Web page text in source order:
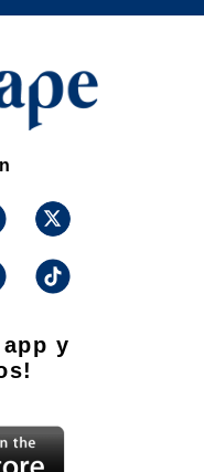
app y